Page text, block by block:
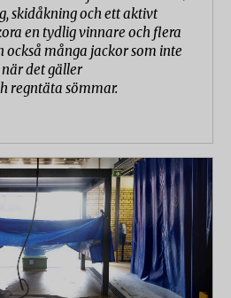
skidåkning och ett aktivt
en tydlig vinnare och flera
också många jackor som inte
det gäller
regntäta sömmar.